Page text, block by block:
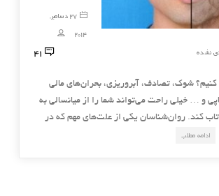
27 دسامبر,
2014
نشده 41
كنیم؟ شوك، تصادف، آبروریزی، بحران‌های مالی
و … خیلی راحت می‌تواند شما را از میانسالی به
كند. روان‌شناسان یكی از علت‌های مهم كه در
ادامه مطلب